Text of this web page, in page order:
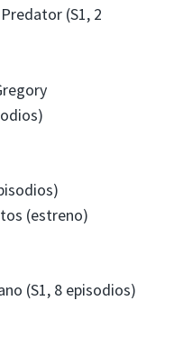
(S1, 2
(estreno)
(S1, 8 episodios)